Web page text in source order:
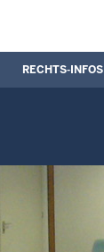
RECHTS-INFOS